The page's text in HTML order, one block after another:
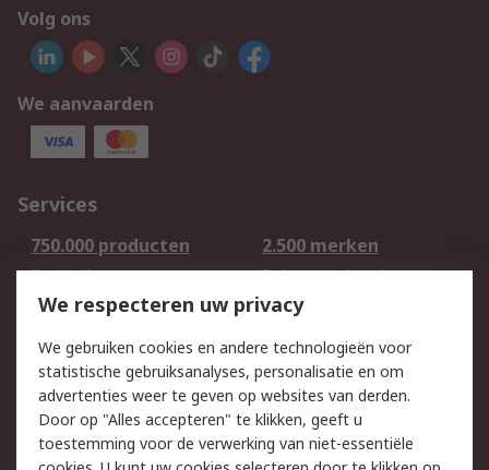
Volg ons
We aanvaarden
Services
750.000 producten
2.500 merken
Bestellen
Inkoopoplossingen
Retouren
Technisch advies
Track & Trace
Wettelijk
Cookiebeleid
Email veiligheid
Privacybeleid -
Websitevoorwaarden
We respecteren uw privacy
We gebruiken cookies en andere technologieën voor
statistische gebruiksanalyses, personalisatie en om
advertenties weer te geven op websites van derden.
Door op "Alles accepteren" te klikken, geeft u
toestemming voor de verwerking van niet-essentiële